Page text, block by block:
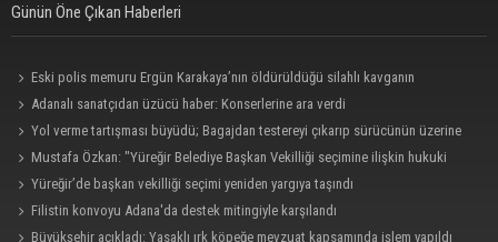
Günün Öne Çıkan Haberleri
Eski polis memuru Ergün Karakaya’nın öldürüldüğü silahlı kavganın
görüntüleri ortaya çıktı
Adanalı sanatçıdan üzücü haber: Konserlerine ara verdi
Yol verme tartışması büyüdü; Bagajdan testereyi çıkarıp sürücünün üzerine
yürüdü
Mustafa Özkan: "Yüreğir Belediye Başkan Vekilliği seçimine ilişkin hukuki
süreç başlatıldı"
Yüreğir’de başkan vekilliği seçimi yeniden yargıya taşındı
Filistin konvoyu Adana'da destek mitingiyle karşılandı
Büyükşehir açıkladı: Yasaklı ırk köpeğe mevzuat kapsamında işlem yapıldı